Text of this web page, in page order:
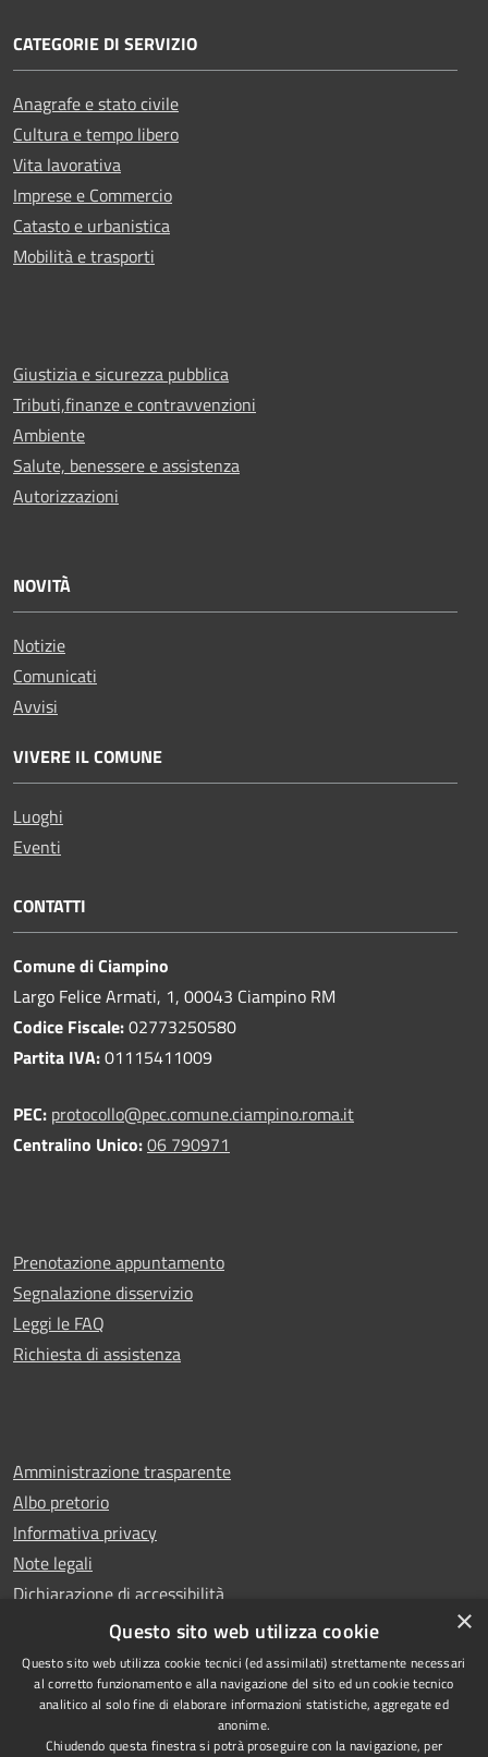
CATEGORIE DI SERVIZIO
Anagrafe e stato civile
Cultura e tempo libero
Vita lavorativa
Imprese e Commercio
Catasto e urbanistica
Mobilità e trasporti
Giustizia e sicurezza pubblica
Tributi,finanze e contravvenzioni
Ambiente
Salute, benessere e assistenza
Autorizzazioni
NOVITÀ
Notizie
Comunicati
Avvisi
VIVERE IL COMUNE
Luoghi
Eventi
CONTATTI
Comune di Ciampino
Largo Felice Armati, 1, 00043 Ciampino RM
Codice Fiscale:02773250580
Partita IVA:01115411009
PEC: protocollo@pec.comune.ciampino.roma.it
Centralino Unico:06 790971
Prenotazione appuntamento
Segnalazione disservizio
Leggi le FAQ
Richiesta di assistenza
Amministrazione trasparente
Albo pretorio
Informativa privacy
Note legali
Dichiarazione di accessibilità
Whistleblowing
×
Questo sito web utilizza cookie
Questo sito web utilizza cookie tecnici (ed assimilati) strettamente necessari
al corretto funzionamento e alla navigazione del sito ed un cookie tecnico
analitico al solo fine di elaborare informazioni statistiche, aggregate ed
anonime.
Chiudendo questa finestra si potrà proseguire con la navigazione, per